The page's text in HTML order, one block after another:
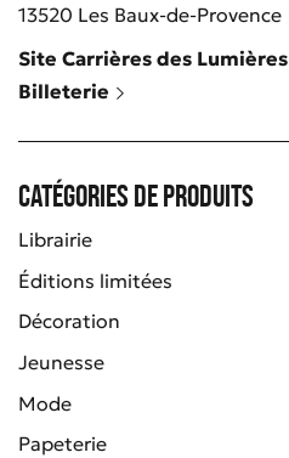
13520 Les Baux-de-Provence
Site Carrières des Lumières
Billeterie
Catégories de produits
Librairie
Éditions limitées
Décoration
Jeunesse
Mode
Papeterie